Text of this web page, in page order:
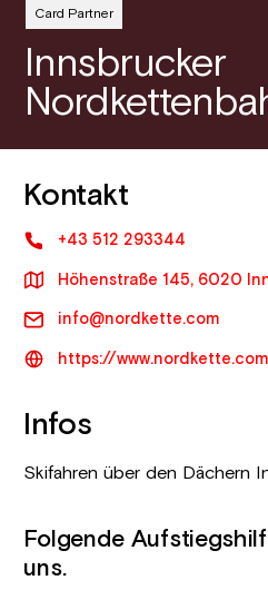
Card Partner
Innsbrucker
Kontakt
+43 512 293344
Höhenstraße 145, 6020
info@nordkette.com
https://www.nordkette.com
Infos
Skifahren über den Dächern
Folgende
uns.